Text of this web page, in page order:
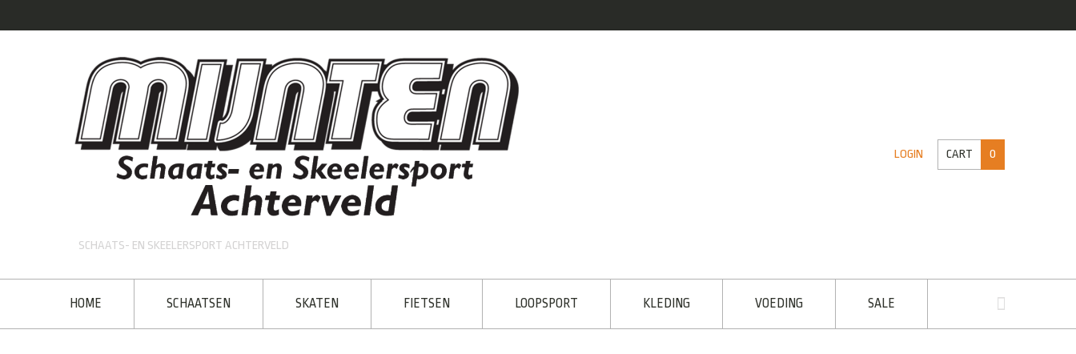
SCHAATS- EN SKEELERSPORT ACHTERVELD
LOGIN CART 0
HOME SCHAATSEN SKATEN FIETSEN LOOPSPORT KLEDING VOEDING SALE